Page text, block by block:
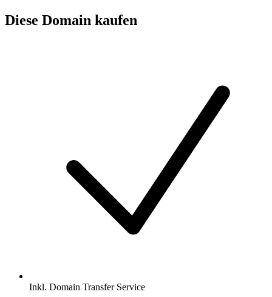
Diese Domain kaufen
Inkl. Domain Transfer Service